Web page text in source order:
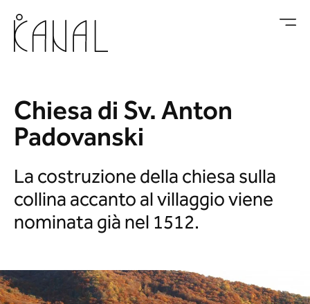
Chiesa di Sv. Anton
Padovanski
La costruzione della chiesa sulla
collina accanto al villaggio viene
nominata già nel 1512.